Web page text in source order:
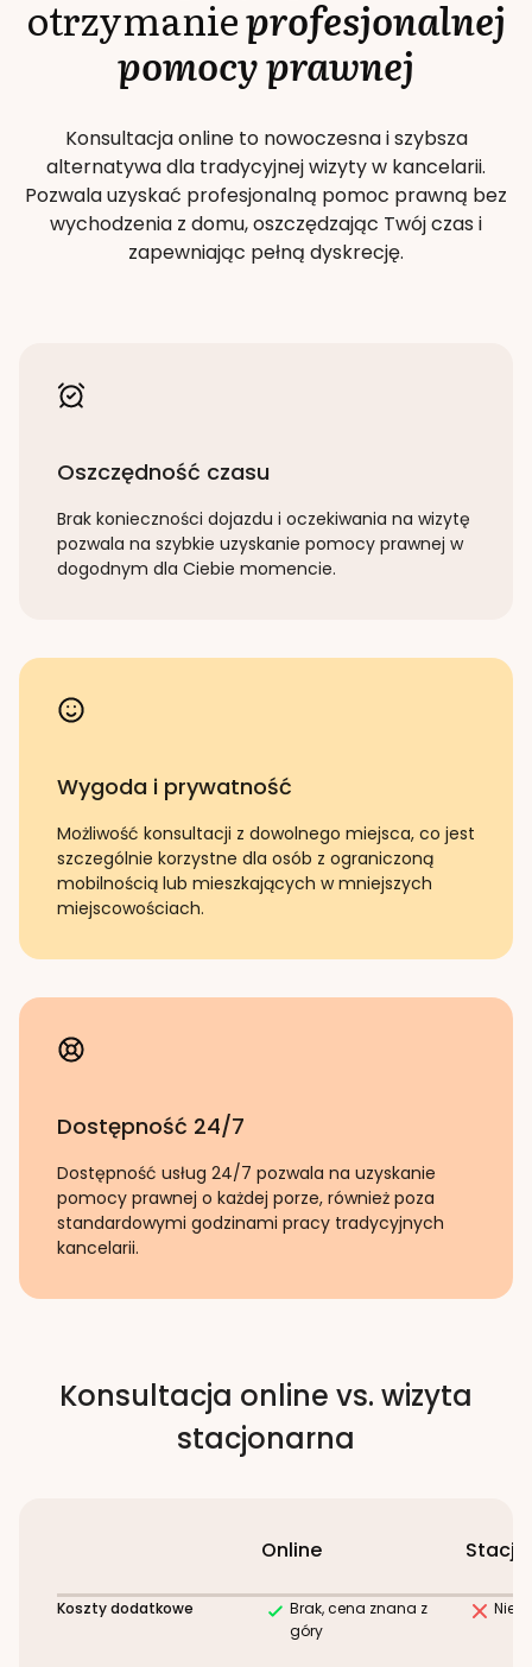
otrzymanieprofesjonalnej
pomocy prawnej
Konsultacja online to nowoczesna i szybsza
alternatywa dla tradycyjnej wizyty w kancelarii.
Pozwala uzyskać profesjonalną pomoc prawną bez
wychodzenia z domu, oszczędzając Twój czas i
zapewniając pełną dyskrecję.
Oszczędność czasu
Brak konieczności dojazdu i oczekiwania na wizytę
pozwala na szybkie uzyskanie pomocy prawnej w
dogodnym dla Ciebie momencie.
Wygoda i prywatność
Możliwość konsultacji z dowolnego miejsca, co jest
szczególnie korzystne dla osób z ograniczoną
mobilnością lub mieszkających w mniejszych
miejscowościach.
Dostępność 24/7
Dostępność usług 24/7 pozwala na uzyskanie
pomocy prawnej o każdej porze, również poza
standardowymi godzinami pracy tradycyjnych
kancelarii.
Konsultacja online vs. wizyta
stacjonarna
Online
Koszty dodatkowe
Brak, cena znana z
góry